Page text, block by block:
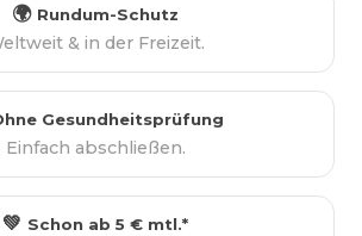
🌍 Rundum-Schutz
& in der Freizeit.
Gesundheitsprüfung
Einfach abschließen.
💚 Schon ab 5 € mtl.*